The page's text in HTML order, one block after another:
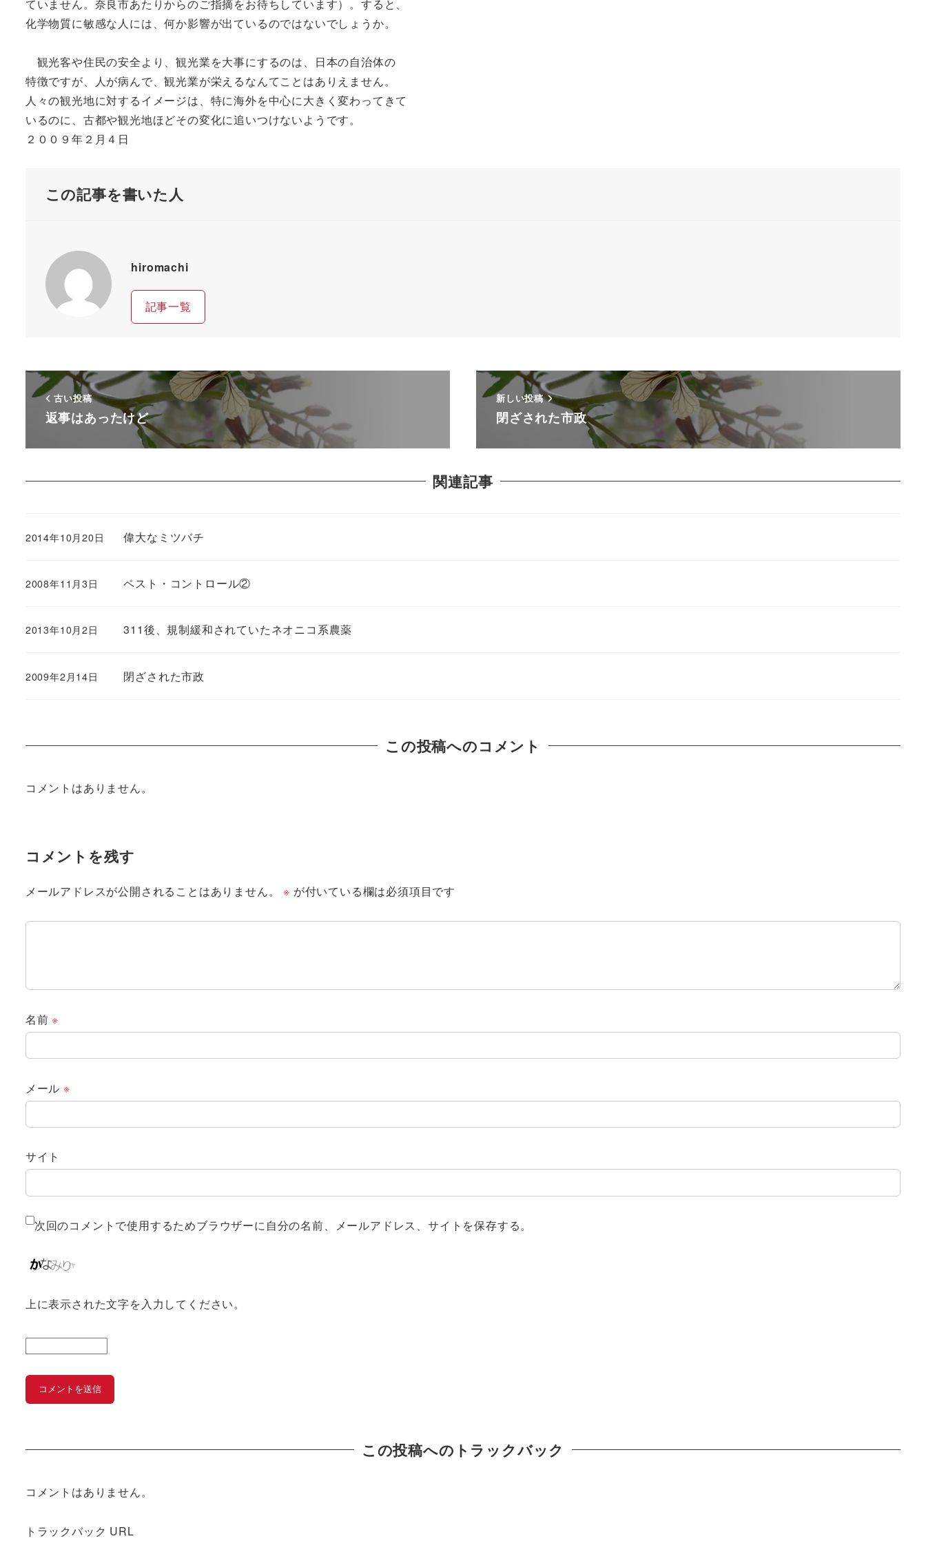
ていません。奈良市あたりからのご指摘をお待ちしています）。すると、
化学物質に敏感な人には、何か影響が出ているのではないでしょうか。
観光客や住民の安全より、観光業を大事にするのは、日本の自治体の
特徴ですが、人が病んで、観光業が栄えるなんてことはありえません。
人々の観光地に対するイメージは、特に海外を中心に大きく変わってきて
いるのに、古都や観光地ほどその変化に追いつけないようです。
２００９年２月４日
この記事を書いた人
hiromachi
記事一覧
古い投稿
返事はあったけど
新しい投稿
閉ざされた市政
関連記事
偉大なミツバチ
2014年10月20日
ペスト・コントロール②
2008年11月3日
311後、規制緩和されていたネオニコ系農薬
2013年10月2日
閉ざされた市政
2009年2月14日
この投稿へのコメント
コメントはありません。
コメントを残す
メールアドレスが公開されることはありません。 ※ が付いている欄は必須項目です
名前※
メール ※
サイト
次回のコメントで使用するためブラウザーに自分の名前、メールアドレス、サイトを保存する。
上に表示された文字を入力してください。
この投稿へのトラックバック
コメントはありません。
トラックバック URL